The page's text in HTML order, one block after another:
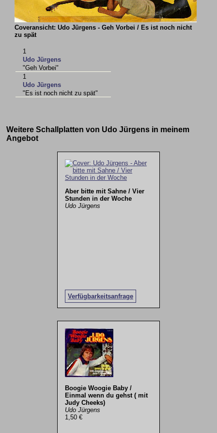
Coveransicht: Udo Jürgens - Geh Vorbei / Es ist noch nicht
zu spät
1
Udo Jürgens
"Geh Vorbei"
1
Udo Jürgens
"Es ist noch nicht zu spät"
Weitere Schallplatten von Udo Jürgens in meinem
Angebot
Aber bitte mit Sahne / Vier
Stunden in der Woche
Udo Jürgens
Verfügbarkeitsanfrage
Boogie Woogie Baby /
Einmal wenn du gehst ( mit
Judy Cheeks)
Udo Jürgens
1,50 €